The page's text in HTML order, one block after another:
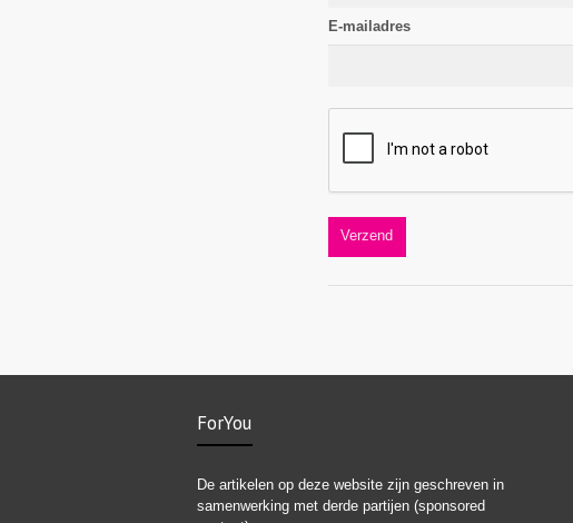
E-mailadres
ForYou
De artikelen op deze website zijn geschreven in
samenwerking met derde partijen (sponsored